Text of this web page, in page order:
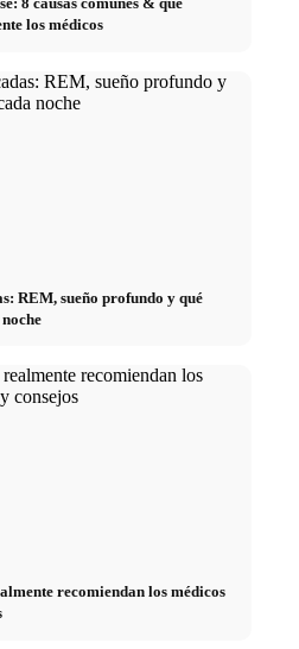
los médicos
REM, sueño profundo y qué
recomiendan los médicos